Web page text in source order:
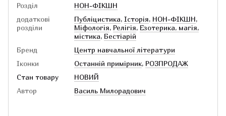
Розділ
НОН-ФІКШН
додаткові
розділи
Публіцистика, Історія, НОН-ФІКШН,
Міфологія, Релігія, Езотерика, магія,
містика, Бестіарій
Бренд
Центр навчальної літератури
Іконки
Останній примірник, РОЗПРОДАЖ
Стан товару
НОВИЙ
Автор
Василь Милорадович